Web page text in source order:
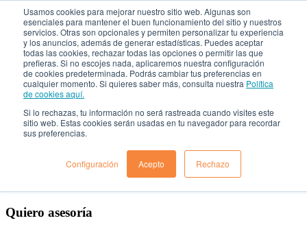
Usamos cookies para mejorar nuestro sitio web. Algunas son
esenciales para mantener el buen funcionamiento del sitio y nuestros
servicios. Otras son opcionales y permiten personalizar tu experiencia
y los anuncios, además de generar estadísticas. Puedes aceptar
todas las cookies, rechazar todas las opciones o permitir las que
prefieras. Si no escojes nada, aplicaremos nuestra configuración
de cookies predeterminada. Podrás cambiar tus preferencias en
cualquier momento. Si quieres saber más, consulta nuestra Política
de cookies aquí.
Si lo rechazas, tu información no será rastreada cuando visites este
sitio web. Estas cookies serán usadas en tu navegador para recordar
sus preferencias.
Configuración Acepto Rechazo
Rent a Car
¿Quiénes Somos?
Localiza para empresas
Nuestros vehículos
¿Dónde estamos?
Preguntas frecuentes
Blog
Solicitar Asesoría
Quiero asesoría